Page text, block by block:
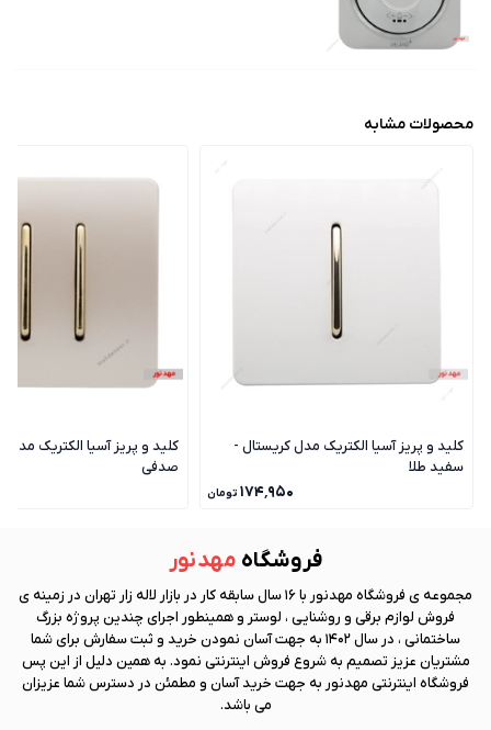
محصولات مشابه
کلید و پریز آسیا الکتریک مدل کریستال -
سفید طلا
۱۷۴٬۹۵۰ تومان
کلید و پریز آسیا الکتریک مدل
صدفی
فروشگاه مهد نور
مجموعه ی فروشگاه مهد نور
با 16 سال سابقه کار در بازار لاله زار تهران در زمینه ی
فروش لوازم برقی و روشنایی ، لوستر و همینطور اجرای چندین پروژه بزرگ
ساختمانی ، در سال 1402 به جهت آسان نمودن خرید و ثبت سفارش برای شما
مشتریان عزیز تصمیم به شروع فروش اینترنتی نمود. به همین دلیل از این پس
فروشگاه اینترنتی مهد نور به جهت خرید آسان و مطمئن در دسترس شما عزیزان
می باشد.